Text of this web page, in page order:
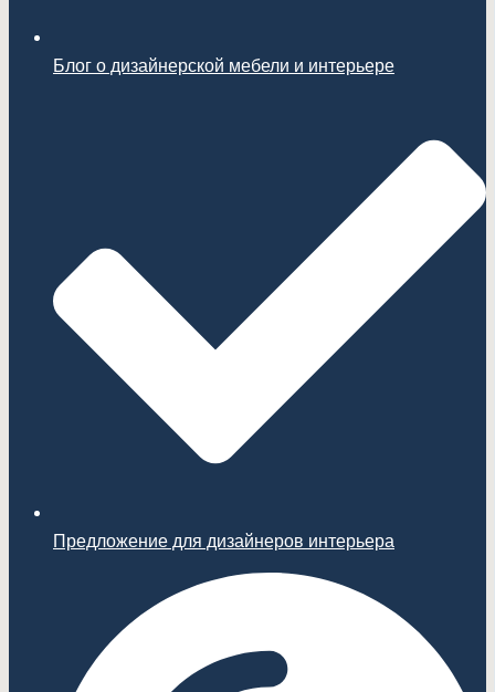
Блог о дизайнерской мебели и интерьере
Предложение для дизайнеров интерьера